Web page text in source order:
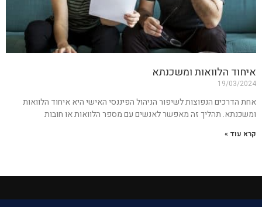
איחוד הלוואות ומשכנתא
19/03/2024
אחת הדרכים הנפוצות לשיפור הניהול הפיננסי האישי היא איחוד הלוואות
ומשכנתא. תהליך זה מאפשר לאנשים עם מספר הלוואות או חובות
קרא עוד »